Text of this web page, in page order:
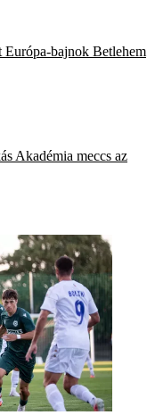
bajnok Betlehem
Akadémia meccs az